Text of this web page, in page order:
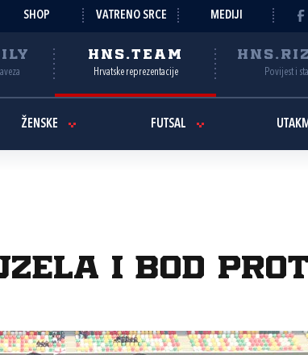
SHOP VATRENO SRCE MEDIJI
HNS.TEAM
Hrvatske reprezentacije Povijest i
ŽENSKE FUTSAL
i bod